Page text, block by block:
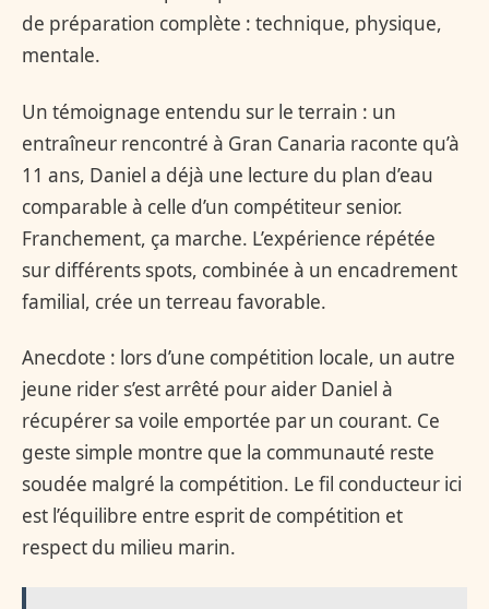
de préparation complète : technique, physique,
mentale.
Un témoignage entendu sur le terrain : un
entraîneur rencontré à Gran Canaria raconte qu’à
11 ans, Daniel a déjà une lecture du plan d’eau
comparable à celle d’un compétiteur senior.
Franchement, ça marche. L’expérience répétée
sur différents spots, combinée à un encadrement
familial, crée un terreau favorable.
Anecdote : lors d’une compétition locale, un autre
jeune rider s’est arrêté pour aider Daniel à
récupérer sa voile emportée par un courant. Ce
geste simple montre que la communauté reste
soudée malgré la compétition. Le fil conducteur ici
est l’équilibre entre esprit de compétition et
respect du milieu marin.